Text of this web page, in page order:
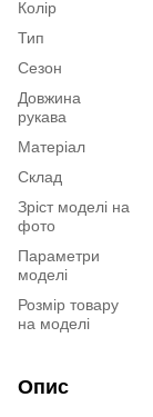
Колір
Тип
Сезон
Довжина
рукава
Матеріал
Склад
Зріст моделі на
фото
Параметри
моделі
Розмір товару
на моделі
Опис